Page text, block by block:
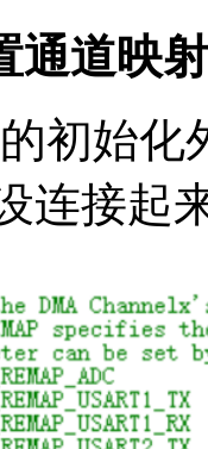
通道映射
初始
连接起